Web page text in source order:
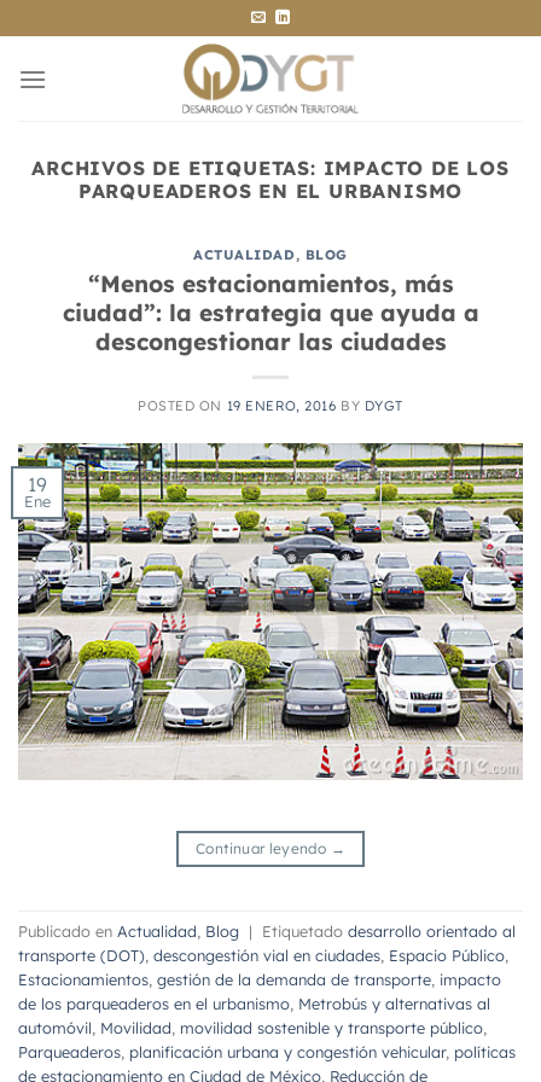
al
contenido
ARCHIVOS DE ETIQUETAS: IMPACTO DE LOS
PARQUEADEROS EN EL URBANISMO
ACTUALIDAD, BLOG
“Menos estacionamientos, más
ciudad”: la estrategia que ayuda a
descongestionar las ciudades
POSTED ON 19 ENERO, 2016 BY DYGT
19
Ene
Continuar leyendo →
Publicado en Actualidad Blog | Etiquetado desarrollo orientado al
transporte (DOT) descongestión vial en ciudades Espacio Público
Estacionamientos gestión de la demanda de transporte impacto
de los parqueaderos en el urbanismo Metrobús y alternativas al
automóvil Movilidad movilidad sostenible y transporte público
Parqueaderos planificación urbana y congestión vehicular, políticas
de estacionamiento en Ciudad de México Reducción de